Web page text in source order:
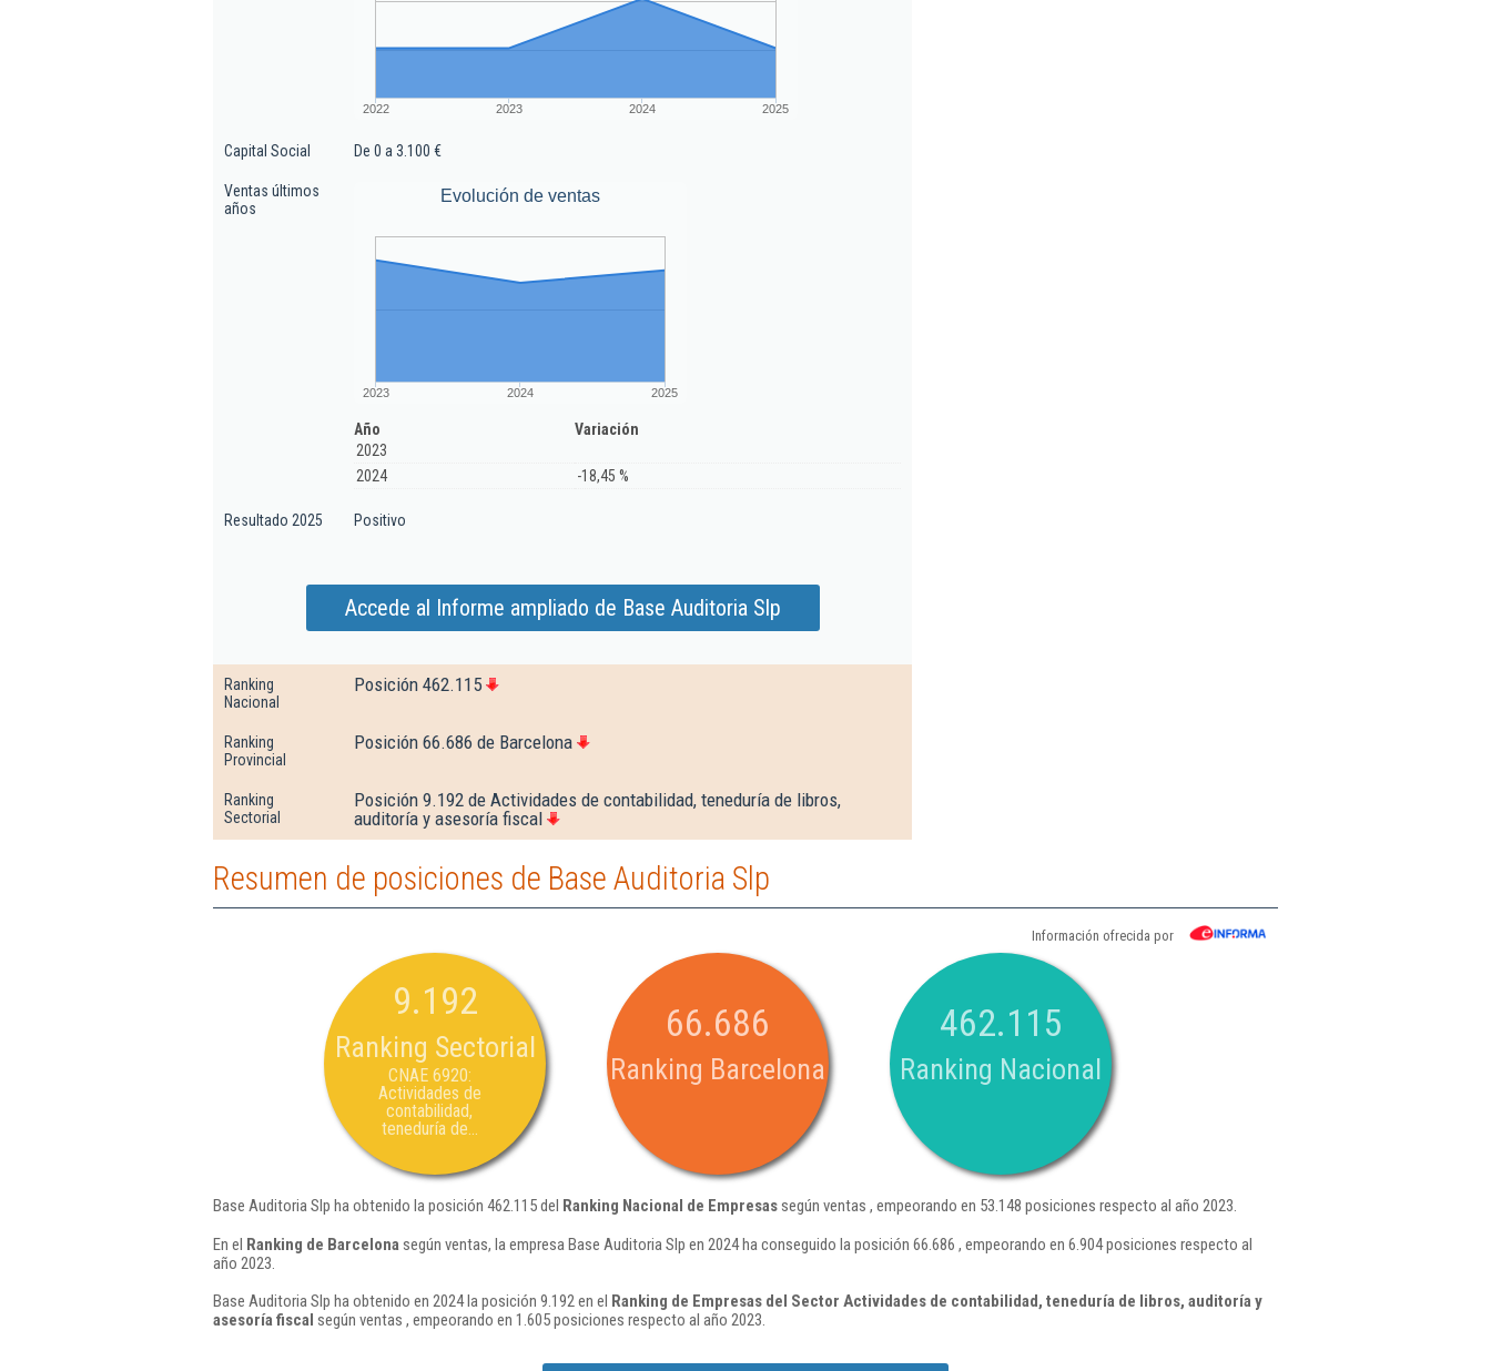
2022 2023 2024 2025
Capital Social De 0 a 3.100 €
Ventas últimos
años
Evolución de ventas
2023 2024 2025
Año
Variación
2023
2024
-18,45 %
Resultado 2025 Positivo
Accede al Informe ampliado de Base Auditoria Slp
Ranking
Nacional
Posición 462.115
Ranking
Provincial
Posición 66.686 de Barcelona
Ranking
Sectorial
Posición 9.192 de Actividades de contabilidad, teneduría de libros,
auditoría y asesoría fiscal
Resumen de posiciones de Base Auditoria Slp
Información ofrecida por
9.192
Ranking Sectorial
CNAE 6920:
Actividades de
contabilidad,
teneduría de...
66.686
Ranking Barcelona
462.115
Ranking Nacional
Base Auditoria Slp ha obtenido la posición 462.115 del Ranking Nacional de Empresassegún ventas , empeorando en 53.148 posiciones respecto al año 2023.
En el Ranking de Barcelona según ventas, la empresa Base Auditoria Slp en 2024 ha conseguido la posición 66.686 , empeorando en 6.904 posiciones respecto al
año 2023.
Base Auditoria Slp ha obtenido en 2024 la posición 9.192 en el Ranking de Empresas del Sector Actividades de contabilidad, teneduría de libros, auditoría y
asesoría fiscal según ventas , empeorando en 1.605 posiciones respecto al año 2023.